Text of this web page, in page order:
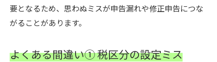
要となるため、思わぬミスが申告漏れや修正申告につな
がることがあります。
よくある間違い① 税区分の設定ミス